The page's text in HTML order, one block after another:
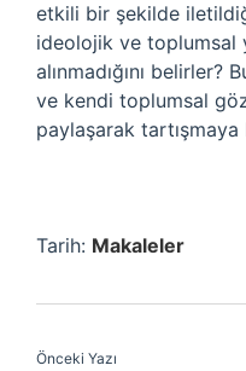
etkili bir şekilde
ideolojik ve toplumsal
alınmadığını belirler?
ve kendi toplumsal
paylaşarak tartışmaya
Tarih: Makaleler
Önceki Yazı